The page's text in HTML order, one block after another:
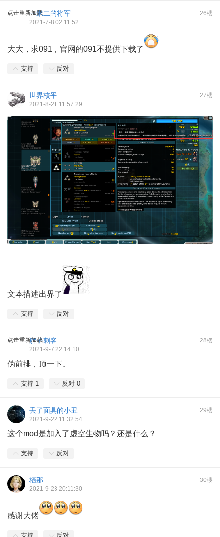
点击重新加载 26楼
一米二的将军
2021-7-8 02:11:52
大大，求091，官网的091不提供下载了
支持 反对
27楼
世界核平
2021-8-21 11:57:29
文本描述出界了
支持 反对
点击重新加载 28楼
胖子刺客
2021-9-7 22:14:10
伪前排，顶一下。
支持 1 反对 0
29楼
丢了面具的小丑
2021-9-22 11:32:54
这个mod是加入了虚空生物吗？还是什么？
支持 反对
30楼
栖那
2021-9-23 20:11:30
感谢大佬
支持 反对